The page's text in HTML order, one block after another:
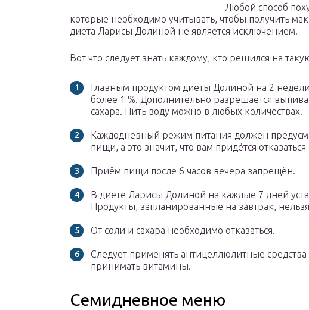
Любой способ
которые необходимо учитывать, чтобы получить
диета Ларисы Долиной не является исключением.
Вот что следует знать каждому, кто решился на
Главным продуктом диеты Долиной на 2
более 1 %. Дополнительно разрешается
сахара. Пить воду можно в любых количествах.
Каждодневный режим питания должен
пищи, а это значит, что вам придётся
Приём пищи после 6 часов вечера запрещён.
В диете Ларисы Долиной на каждые 7 дней
Продукты, запланированные на завтрак,
От соли и сахара необходимо отказаться.
Следует применять антицеллюлитные
принимать витамины.
Семидневное меню